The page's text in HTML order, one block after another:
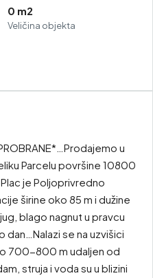
0 m2
Veličina objekta
u
Parcelu površine 10800
je Poljoprivredno
širine oko 85 m i dužine
blago nagnut u pravcu
se na uzvišici
700-800 m udaljen od
struja i voda su u blizini